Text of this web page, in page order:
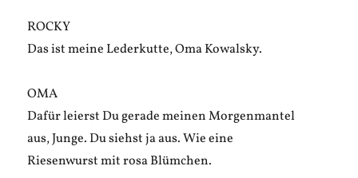
ROCKY
Das ist meine Lederkutte, Oma Kowalsky.
OMA
Dafür leierst Du gerade meinen Morgenmantel
aus, Junge. Du siehst ja aus. Wie eine
Riesenwurst mit rosa Blümchen.